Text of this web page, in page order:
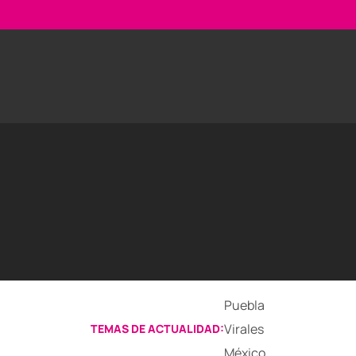
TEMAS DE ACTUALIDAD:
Puebla
Virales
México